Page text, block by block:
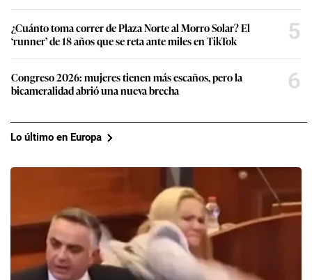
¿Cuánto toma correr de Plaza Norte al Morro Solar? El
‘runner’ de 18 años que se reta ante miles en TikTok
5
Congreso 2026: mujeres tienen más escaños, pero la
bicameralidad abrió una nueva brecha
6
Lo último en Europa